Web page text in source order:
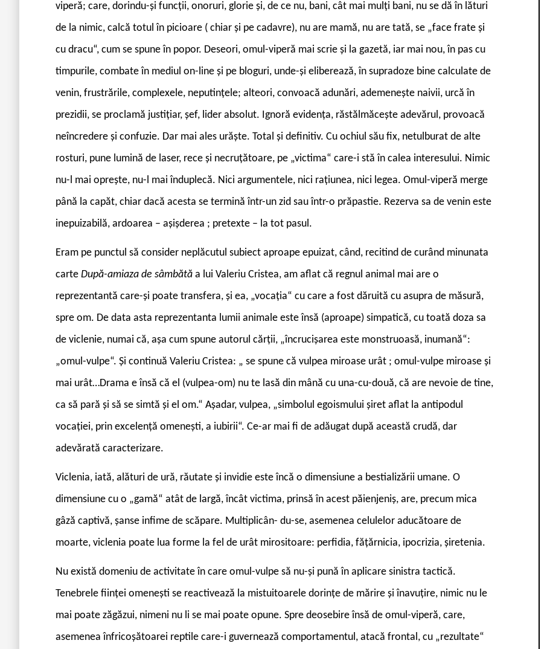
viperă; care, dorindu-și funcții, onoruri, glorie și, de ce nu, bani, cât mai mulți bani, nu se dă în lături
de la nimic, calcă totul în picioare ( chiar și pe cadavre), nu are mamă, nu are tată, se „face frate și
cu dracu“, cum se spune în popor. Deseori, omul-viperă mai scrie și la gazetă, iar mai nou, în pas cu
timpurile, combate în mediul on-line și pe bloguri, unde-și eliberează, în supradoze bine calculate de
venin, frustrările, complexele, neputințele; alteori, convoacă adunări, ademenește naivii, urcă în
prezidii, se proclamă justițiar, șef, lider absolut. Ignoră evidența, răstălmăcește adevărul, provoacă
neîncredere și confuzie. Dar mai ales urăște. Total și definitiv. Cu ochiul său fix, netulburat de alte
rosturi, pune lumină de laser, rece și necruțătoare, pe „victima“ care-i stă în calea interesului. Nimic
nu-l mai oprește, nu-l mai înduplecă. Nici argumentele, nici rațiunea, nici legea. Omul-viperă merge
până la capăt, chiar dacă acesta se termină într-un zid sau într-o prăpastie. Rezerva sa de venin este
inepuizabilă, ardoarea – așișderea ; pretexte – la tot pasul.
Eram pe punctul să consider neplăcutul subiect aproape epuizat, când, recitind de curând minunata
carte După-amiaza de sâmbătă a lui Valeriu Cristea, am aflat că regnul animal mai are o
reprezentantă care-și poate transfera, și ea, „vocația“ cu care a fost dăruită cu asupra de măsură,
spre om. De data asta reprezentanta lumii animale este însă (aproape) simpatică, cu toată doza sa
de viclenie, numai că, așa cum spune autorul cărții, „încrucișarea este monstruoasă, inumană“:
„omul-vulpe“. Și continuă Valeriu Cristea: „ se spune că vulpea miroase urât ; omul-vulpe miroase și
mai urât…Drama e însă că el (vulpea-om) nu te lasă din mână cu una-cu-două, că are nevoie de tine,
ca să pară și să se simtă și el om.“ Așadar, vulpea, „simbolul egoismului șiret aflat la antipodul
vocației, prin excelență omenești, a iubirii“. Ce-ar mai fi de adăugat după această crudă, dar
adevărată caracterizare.
Viclenia, iată, alături de ură, răutate și invidie este încă o dimensiune a bestializării umane. O
dimensiune cu o „gamă“ atât de largă, încât victima, prinsă în acest păienjeniș, are, precum mica
gâză captivă, șanse infime de scăpare. Multiplicân- du-se, asemenea celulelor aducătoare de
moarte, viclenia poate lua forme la fel de urât mirositoare: perfidia, fățărnicia, ipocrizia, șiretenia.
Nu există domeniu de activitate în care omul-vulpe să nu-și pună în aplicare sinistra tactică.
Tenebrele ființei omenești se reactivează la mistuitoarele dorințe de mărire și înavuțire, nimic nu le
mai poate zăgăzui, nimeni nu li se mai poate opune. Spre deosebire însă de omul-viperă, care,
asemenea înfricoșătoarei reptile care-i guvernează comportamentul, atacă frontal, cu „rezultate“